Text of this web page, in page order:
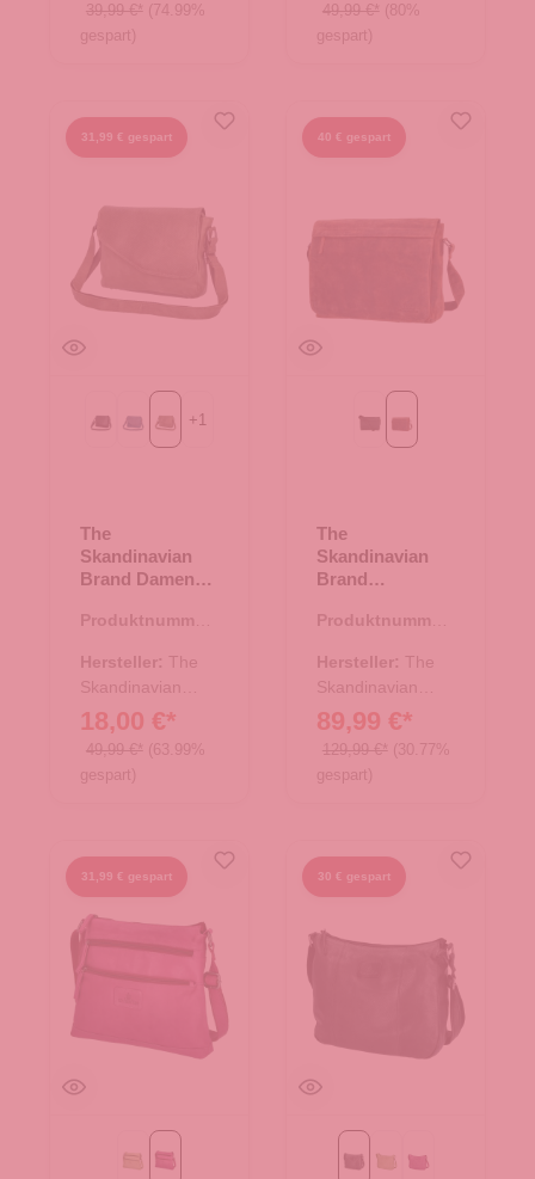
39,99 €* (74.99%
gespart)
49,99 €* (80%
gespart)
31,99 € gespart
BlackBlueGreen
+ 1
The
Skandinavian
Brand Damen
Umhängetasche
Produktnummer:
Hersteller: The
Skandinavian
Brand
18,00 €*
49,99 €* (63.99%
gespart)
40 € gespart
Blackbraun
The
Skandinavian
Brand
Tasche Hunter -
Produktnummer:
Hersteller: The
Skandinavian
Brand
89,99 €*
129,99 €* (30.77%
gespart)
31,99 € gespart
GreenPurple
30 € gespart
BlackGreenPurple